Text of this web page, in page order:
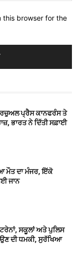
this browser for the
ਪ੍ਰੈਸ ਕਾਨਫਰੰਸ ਤੇ
ਭਾਰਤ ਨੇ ਦਿੱਤੀ ਸਫ਼ਾਈ
ਮੌਤ ਦਾ ਮੰਜਰ, ਇੱਕੋ
ਜਾਨ
ਸਕੂਲਾਂ ਅਤੇ ਪੁਲਿਸ
ਦੀ ਧਮਕੀ, ਸੁਰੱਖਿਆ